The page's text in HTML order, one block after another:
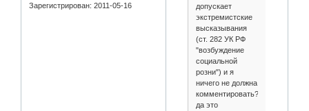
Зарегистрирован: 2011-05-16
допускает
экстремистские
высказывания
(ст. 282 УК РФ
"возбуждение
социальной
розни") и я
ничего не должна
комментировать?
да это